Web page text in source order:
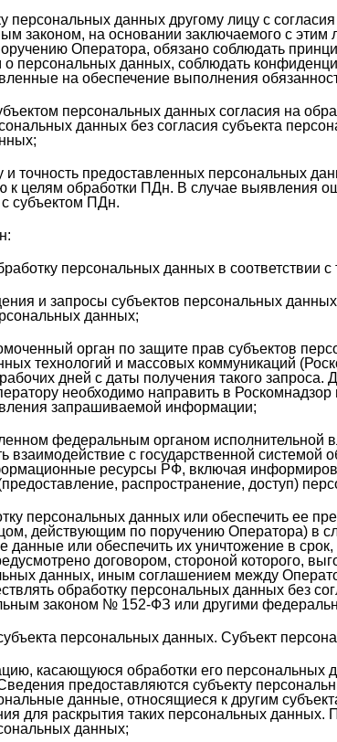
персональных данных другому лицу с
законом, на основании заключаемого с
Оператора, обязано соблюдать
персональных данных, соблюдать
на обеспечение выполнения
персональных данных согласия на
данных без согласия субъекта
точность предоставленных персональных
к целям обработки ПДн. В случае выявления
субъектом ПДн.
персональных данных в соответствии
и запросы субъектов персональных
данных;
орган по защите прав субъектов
технологий и массовых коммуникаций
дней с даты получения такого
необходимо направить в
запрашиваемой информации;
федеральным органом исполнительной
взаимодействие с государственной
ресурсы РФ, включая
распространение, доступ)
персональных данных или обеспечить ее
действующим по поручению Оператора) в
данные или обеспечить их уничтожение в
договором, стороной которого,
данных, иным соглашением между
обработку персональных данных без
законом № 152-ФЗ или другими
персональных данных. Субъект
касающуюся обработки его персональных
предоставляются субъекту
данные, относящиеся к другим
для раскрытия таких персональных
данных;